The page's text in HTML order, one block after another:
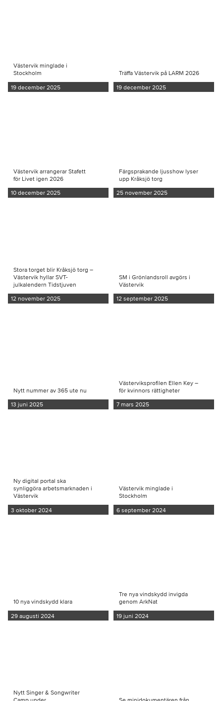
Västervik minglade i
Stockholm
19 december 2025
Träffa Västervik på LARM 2026
19 december 2025
Västervik arrangerar Stafett
för Livet igen 2026
10 december 2025
Färgsprakande ljusshow lyser
upp Kråksjö torg
25 november 2025
Stora torget blir Kråksjö torg –
Västervik hyllar SVT-
julkalendern Tidstjuven
12 november 2025
SM i Grönlandsroll avgörs i
Västervik
12 september 2025
Nytt nummer av 365 ute nu
13 juni 2025
Västerviksprofilen Ellen Key –
för kvinnors rättigheter
7 mars 2025
Ny digital portal ska
synliggöra arbetsmarknaden i
Västervik
3 oktober 2024
Västervik minglade i
Stockholm
6 september 2024
10 nya vindskydd klara
29 augusti 2024
Tre nya vindskydd invigda
genom ArkNat
19 juni 2024
Nytt Singer & Songwriter